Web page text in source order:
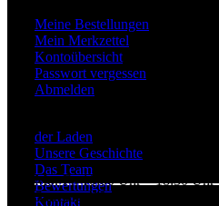
Meine Bestellungen
Mein Merkzettel
Kontoübersicht
Passwort vergessen
Abmelden
der Laden
Unsere Geschichte
Das Team
Bewertungen
Kontakt
Mo.-Fr. 10:00 Uhr – 18:30 Uhr
Samstags 10:00 Uhr – 15:00 Uhr